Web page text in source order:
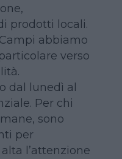
prodotti locali.
abbiamo
verso
dal lunedì al
Per chi
sono
per
l’attenzione